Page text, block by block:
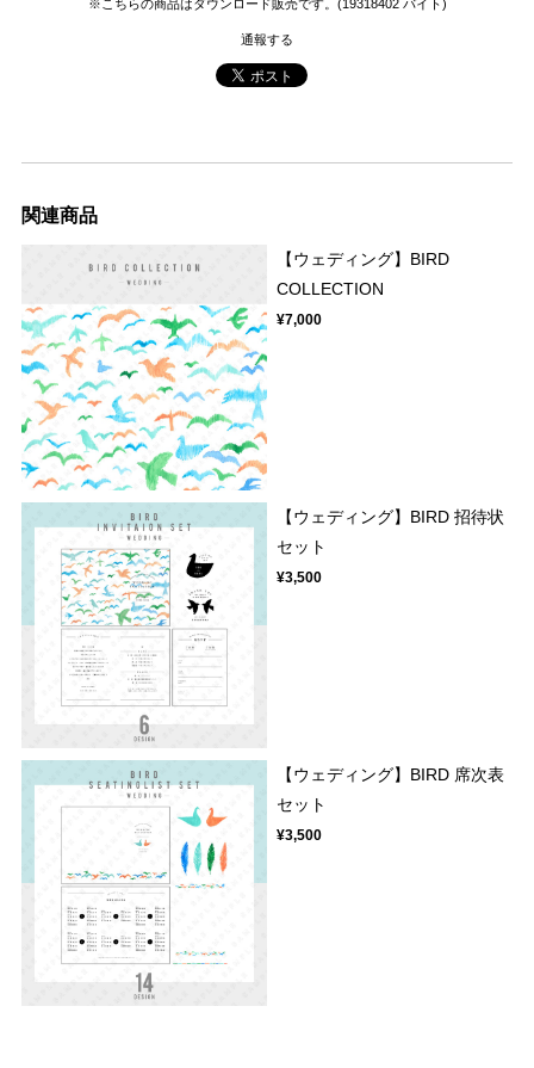
※こちらの商品はダウンロード販売です。(19318402 バイト)
通報する
関連商品
【ウェディング】BIRD
COLLECTION
¥7,000
【ウェディング】BIRD 招待状
セット
¥3,500
【ウェディング】BIRD 席次表
セット
¥3,500